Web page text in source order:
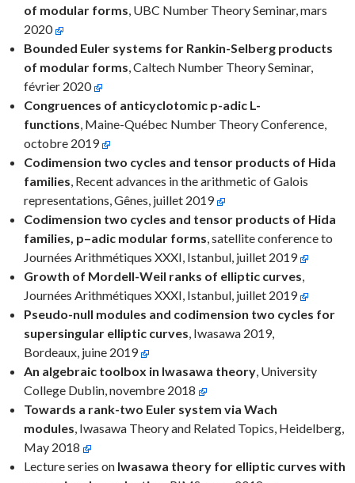
of modular forms, UBC Number Theory Seminar, mars
2020
Bounded Euler systems for Rankin-Selberg products
of modular forms, Caltech Number Theory Seminar,
février 2020
Congruences of anticyclotomic p-adic L-
functions, Maine-Québec Number Theory Conference,
octobre 2019
Codimension two cycles and tensor products of Hida
families, Recent advances in the arithmetic of Galois
representations, Gênes, juillet 2019
Codimension two cycles and tensor products of Hida
families, p–adic modular forms, satellite conference to
Journées Arithmétiques XXXI, Istanbul, juillet 2019
Growth of Mordell-Weil ranks of elliptic curves,
Journées Arithmétiques XXXI, Istanbul, juillet 2019
Pseudo-null modules and codimension two cycles for
supersingular elliptic curves, Iwasawa 2019,
Bordeaux, juine 2019
An algebraic toolbox in Iwasawa theory, University
College Dublin, novembre 2018
Towards a rank-two Euler system via Wach
modules, Iwasawa Theory and Related Topics, Heidelberg,
May 2018
Lecture series on Iwasawa theory for elliptic curves with